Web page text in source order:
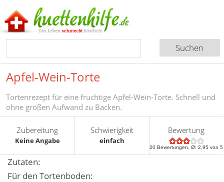
Apfel-Wein-Torte
Tortenrezept für eine fruchtige Apfel-Wein-Torte. Schnell und
ohne großen Aufwand zu Backen.
Zubereitung
Keine Angabe
Schwierigkeit
einfach
Bewertung
20 Bewertungen, Ø:2,95 von 5
Zutaten:
Für den Tortenboden: